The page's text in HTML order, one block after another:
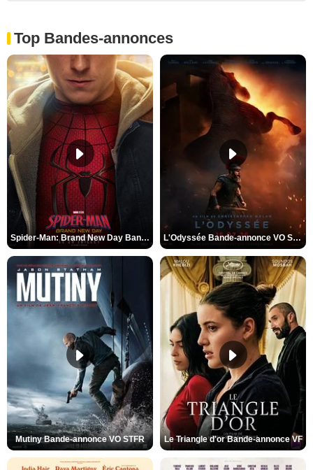
Top Bandes-annonces
Spider-Man: Brand New Day Bande-annonce VO STFR L'Odyssée Bande-annonce VO STFR
Mutiny Bande-annonce VO STFR Le Triangle d'or Bande-annonce VF